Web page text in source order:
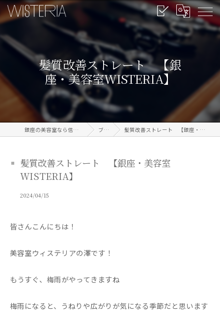
髪質改善ストレート 【銀
座・美容室WISTERIA】
銀座の美容室なら信頼のWISTERIA ブログ 髪質改善ストレート 【銀座・美容室WISTERIA】
髪質改善ストレート 【銀座・美容室
WISTERIA】
2024/04/15
皆さんこんにちは！
美容室ウィステリアの澤です！
もうすぐ、梅雨がやってきますね
梅雨になると、うねりや広がりが気になる季節だと思います